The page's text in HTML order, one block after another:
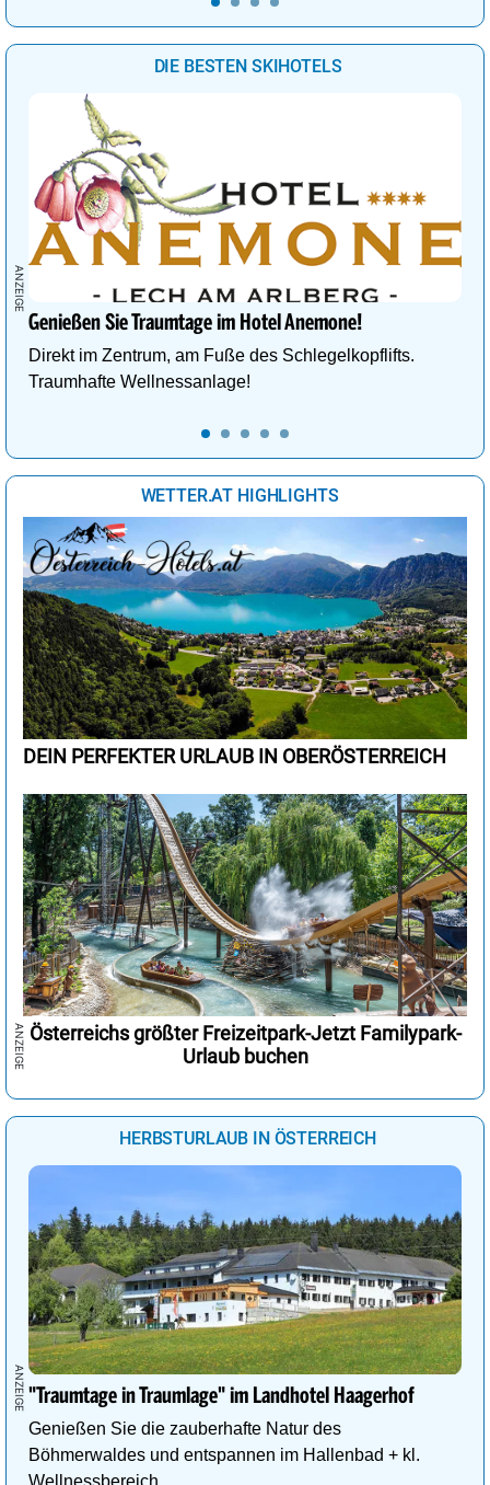
DIE BESTEN SKIHOTELS
Genießen Sie Traumtage im Hotel Anemone!
Direkt im Zentrum, am Fuße des Schlegelkopflifts.
Traumhafte Wellnessanlage!
WETTER.AT HIGHLIGHTS
DEIN PERFEKTER URLAUB IN OBERÖSTERREICH
Österreichs größter Freizeitpark-Jetzt Familypark-
Urlaub buchen
HERBSTURLAUB IN ÖSTERREICH
"Traumtage in Traumlage" im Landhotel Haagerhof
Genießen Sie die zauberhafte Natur des
Böhmerwaldes und entspannen im Hallenbad + kl.
Wellnessbereich